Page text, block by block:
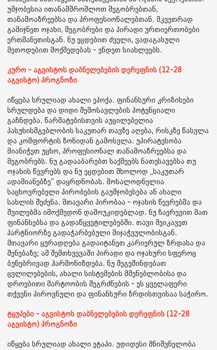
უმჯობესია ითანამშრომლოთ მეგობრებთან,
თანამოაზრეებსა და პროფესიონალებთან. მკვეთრად
გამიჯნეთ ოჯახი, მეგობრები და პირადი ურთიერთობები
ერთმანეთისგან. ნუ ეცდებით ძველი, ვადაგასული
მეთოდებით მოქმედებას - ენდეთ სიახლეებს.
კურო - აგვისტოს დაბნელებების დერეფნის (12-28
აგვისტო) პროგნოზი
იწყება სრულიად ახალი ეპოქა. ფინანსური კრიზისები
სრულდება და დიდი შემოსავლების პოტენციალი
გაჩნდება. წარმატებისთვის აუცილებელია
პასუხისმგებლობის საკუთარ თავზე აღება, რისკზე წასვლა
და კომფორტის ზონიდან გამოსვლა. უპირატესობა
მიანიჭეთ უცხო, პროფესიონალ თანამოაზრეებსა და
მეგობრებს. ნუ გადააბარებთ საქმეებს ნათესავებსა თუ
ოჯახის წევრებს და ნუ ეცდებით მხოლოდ „საკუთარ
ადამიანებზე“ დაყრდნობას. მოსალოდნელია
საცხოვრებელი პირობების გაუმჯობესება ან ახალი
სახლის შეძენა. მთავარი პირობაა - ოჯახის წევრებმა და
შვილებმა იმოქმედონ დამოუკიდებლად. ნუ ჩაერევით მათ
ფინანსებსა და გადაწყვეტილებებში. თავი შეიკავეთ
პარტნიორზე გადაჭარბებული მიჯაჭვულობისგან.
მთავარი ყურადღება გადაიტანეთ კარიერულ ზრდასა და
შენებაზე; ამ შემთხვევაში პირადი და ოჯახური სფეროც
ბუნებრივად ჰარმონიზდება. ნუ შეგეშინდებათ
ცვლილებების, ახალი სისტემების მშენებლობისა და
დროებითი მარტოობის შეგრძნების - ეს ყველაფერი
თქვენი პიროვნული და ფინანსური ზრდისთვისაა საჭირო.
ტყუპები - აგვისტოს დაბნელებების დერეფნის (12-28
აგვისტო) პროგნოზი
იწყება სრულიად ახალი ეტაპი. უდიდესი მნიშვნელობა